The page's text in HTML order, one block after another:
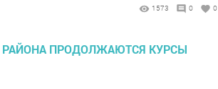
1573 0 0